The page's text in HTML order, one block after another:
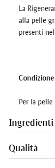
La
alla pelle
presenti
Per la
Ingredienti
Qualità